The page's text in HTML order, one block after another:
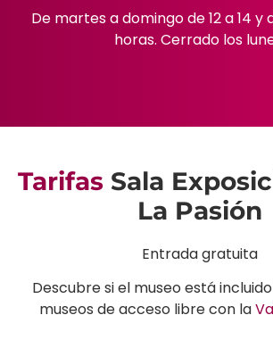
De martes a domingo de 12 a 14 y
horas. Cerrado los
Tarifas Sala
La Pasión
Entrada gratuita
Descubre si el museo está
museos de acceso libre con la